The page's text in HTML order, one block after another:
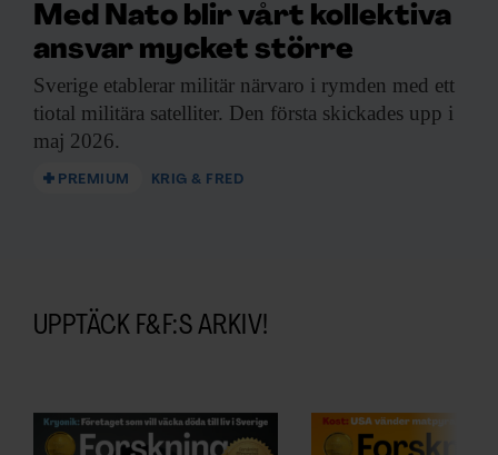
Med Nato blir vårt kollektiva
ansvar mycket större
Sverige etablerar militär närvaro i rymden med ett
tiotal militära satelliter. Den första skickades upp i
maj 2026.
PREMIUM KRIG & FRED
UPPTÄCK F&F:S ARKIV!